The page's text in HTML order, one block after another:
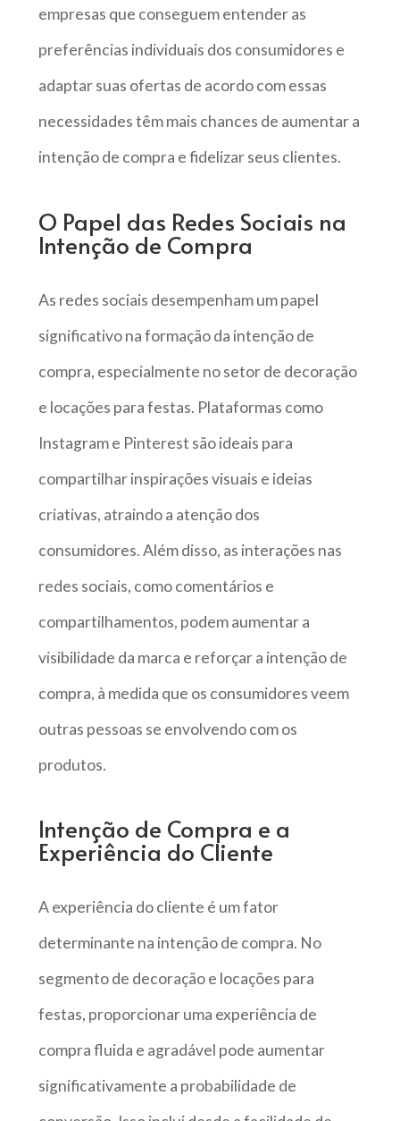
empresas que conseguem entender as
preferências individuais dos consumidores e
adaptar suas ofertas de acordo com essas
necessidades têm mais chances de aumentar a
intenção de compra e fidelizar seus clientes.
O Papel das Redes Sociais na
Intenção de Compra
As redes sociais desempenham um papel
significativo na formação da intenção de
compra, especialmente no setor de decoração
e locações para festas. Plataformas como
Instagram e Pinterest são ideais para
compartilhar inspirações visuais e ideias
criativas, atraindo a atenção dos
consumidores. Além disso, as interações nas
redes sociais, como comentários e
compartilhamentos, podem aumentar a
visibilidade da marca e reforçar a intenção de
compra, à medida que os consumidores veem
outras pessoas se envolvendo com os
produtos.
Intenção de Compra e a
Experiência do Cliente
A experiência do cliente é um fator
determinante na intenção de compra. No
segmento de decoração e locações para
festas, proporcionar uma experiência de
compra fluida e agradável pode aumentar
significativamente a probabilidade de